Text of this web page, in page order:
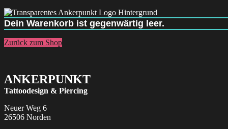
Dein Warenkorb ist gegenwärtig leer.
Zurück zum Shop
ANKERPUNKT
Tattoodesign & Piercing
Neuer Weg 6
26506 Norden